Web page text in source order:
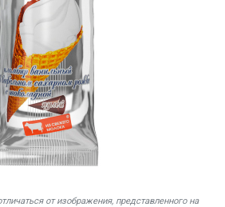
от изображения, представленного на